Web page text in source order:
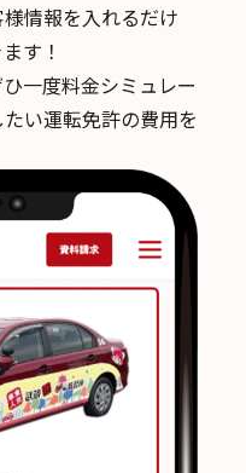
情報を入れるだけ
す！
一度料金シミュレー
い運転免許の費用を